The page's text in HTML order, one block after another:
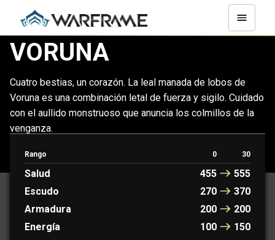
VORUNA
Cuatro bestias, un corazón. La leal manada de lobos de
Voruna es una combinación letal de fuerza y ​​sigilo. Cuidado
con el aullido monstruoso que anuncia los colmillos de la
venganza.
Rango 0 30
Salud 455
555
Escudo
270
370
Armadura
200
200
Energía
100 150